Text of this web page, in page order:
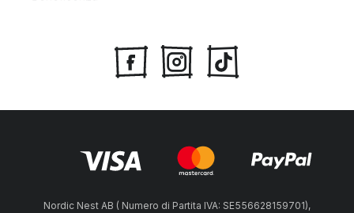
Nordic Nest AB ( Numero di Partita IVA: SE556628159701),